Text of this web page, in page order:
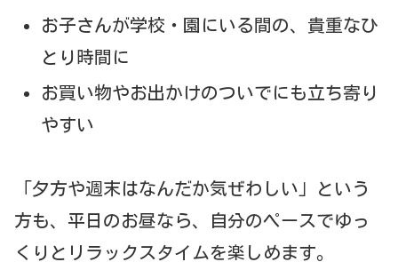
お子さんが学校・園にいる間の、貴重なひ
とり時間に
お買い物やお出かけのついでにも立ち寄り
やすい
「夕方や週末はなんだか気ぜわしい」という
方も、平日のお昼なら、自分のペースでゆっ
くりとリラックスタイムを楽しめます。